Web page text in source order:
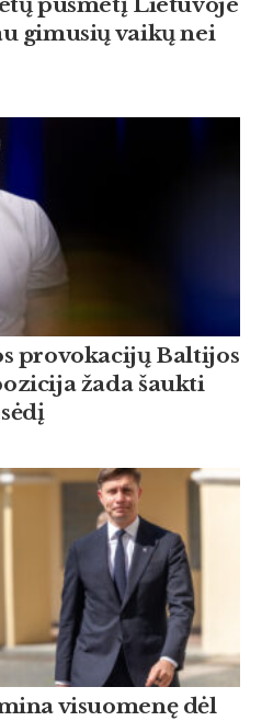
pusmetį Lietuvoje
gimusių vaikų nei
provokacijų Baltijos
žada šaukti
visuomenę dėl